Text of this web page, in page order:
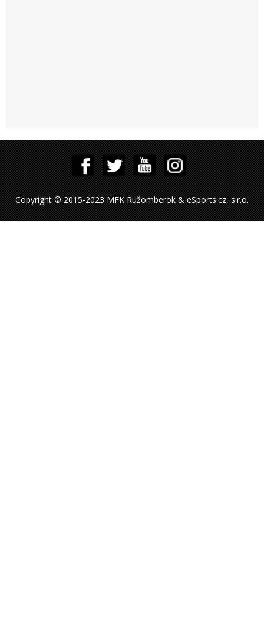
Copyright © 2015-2023 MFK Ružomberok & eSports.cz, s.r.o.